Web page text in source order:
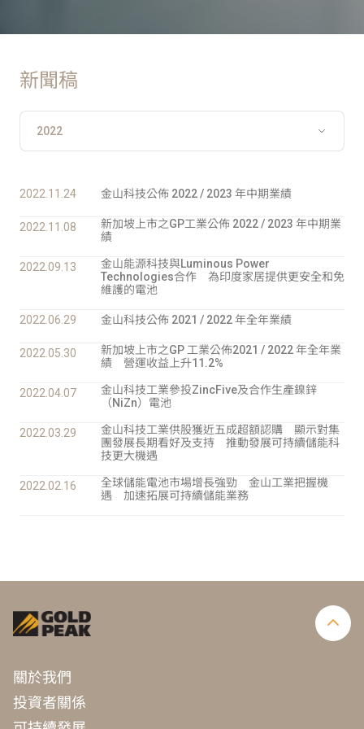
新聞稿
2022.11.24 金山科技公佈 2022 / 2023 年中期業績
2022.11.08
新加坡上市之GP工業公佈 2022 / 2023 年中期業
績
2022.09.13
金山能源科技與Luminous Power
Technologies合作 為印度家居提供更安全和免
維護的電池
2022.06.29 金山科技公佈 2021 / 2022 年全年業績
2022.05.30
新加坡上市之GP 工業公佈2021 / 2022 年全年業
績 營運收益上升11.2%
2022.04.07
金山科技工業參投ZincFive及合作生產鎳鋅
（NiZn）電池
2022.03.29
金山科技工業供股獲近五成超額認購 顯示對集
團發展長期看好及支持 推動發展可持續儲能科
技更大機遇
2022.02.16
全球儲能電池市場增長強勁 金山工業把握機
遇 加速拓展可持續儲能業務
關於我們
投資者關係